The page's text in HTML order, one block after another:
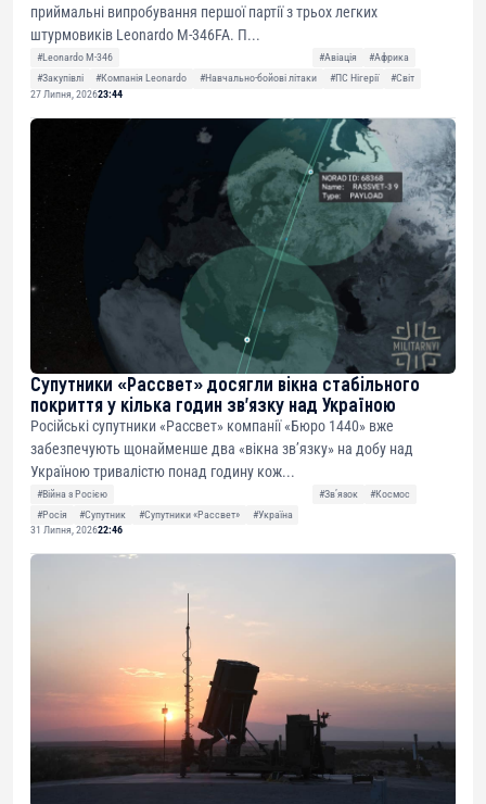
приймальні випробування першої партії з трьох легких
штурмовиків Leonardo M-346FA. П...
#Leonardo M-346 #Авіація
#Африка
#Закупівлі
#Компанія Leonardo #Навчально-бойові літаки #ПС Нігерії
#Світ
27 Липня, 202623:44
Супутники «Рассвет» досягли вікна стабільного
покриття у кілька годин зв’язку над Україною
Російські супутники «Рассвет» компанії «Бюро 1440» вже
забезпечують щонайменше два «вікна зв’язку» на добу над
Україною тривалістю понад годину кож...
#Війна з Росією #Звʼязок
#Космос
#Росія
#Супутник #Супутники «Рассвет»
#Україна
31 Липня, 202622:46